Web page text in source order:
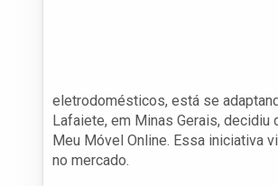
eletrodomésticos, está se
Lafaiete, em Minas Gerais,
Meu Móvel Online. Essa iniciativa
no mercado.